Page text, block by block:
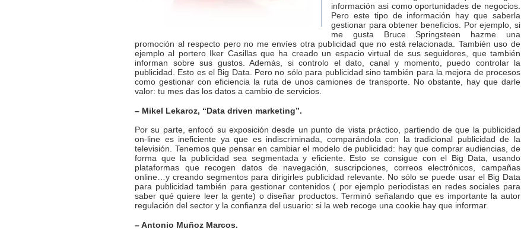
información asi como oportunidades de negocios.
Pero este tipo de información hay que saberla
gestionar para obtener beneficios. Por ejemplo, si
me gusta Bruce Springsteen hazme una
promoción al respecto pero no me envíes otra publicidad que no está relacionada. También uso de
ejemplo al portero Iker Casillas que ha creado un espacio virtual de sus seguidores, que también
informan sobre sus gustos. Además, si controlo el dato, canal y momento, puedo controlar la
publicidad. Esto es el Big Data. Pero no sólo para publicidad sino también para la mejora de procesos
como gestionar con eficiencia la ruta de unos camiones de transporte. No obstante, hay que darle
valor: tu mes das los datos a cambio de servicios.
– Mikel Lekaroz, “Data driven marketing”.
Por su parte, enfocó su exposición desde un punto de vista práctico, partiendo de que la publicidad
on-line es ineficiente ya que es indiscriminada, comparándola con la tradicional publicidad de la
televisión. Tenemos que pensar en cambiar el modelo de publicidad: hay que comprar audiencias, de
forma que la publicidad sea segmentada y eficiente. Esto se consigue con el Big Data, usando
plataformas que recogen datos de navegación, suscripciones, correos electrónicos, campañas
online…y creando segmentos para dirigirles publicidad relevante. No sólo se puede usar el Big Data
para publicidad también para gestionar contenidos ( por ejemplo periodistas en redes sociales para
saber qué quiere leer la gente) o diseñar productos. Terminó señalando que es importante la autor
regulación del sector y la confianza del usuario: si la web recoge una cookie hay que informar.
– Antonio Muñoz Marcos.